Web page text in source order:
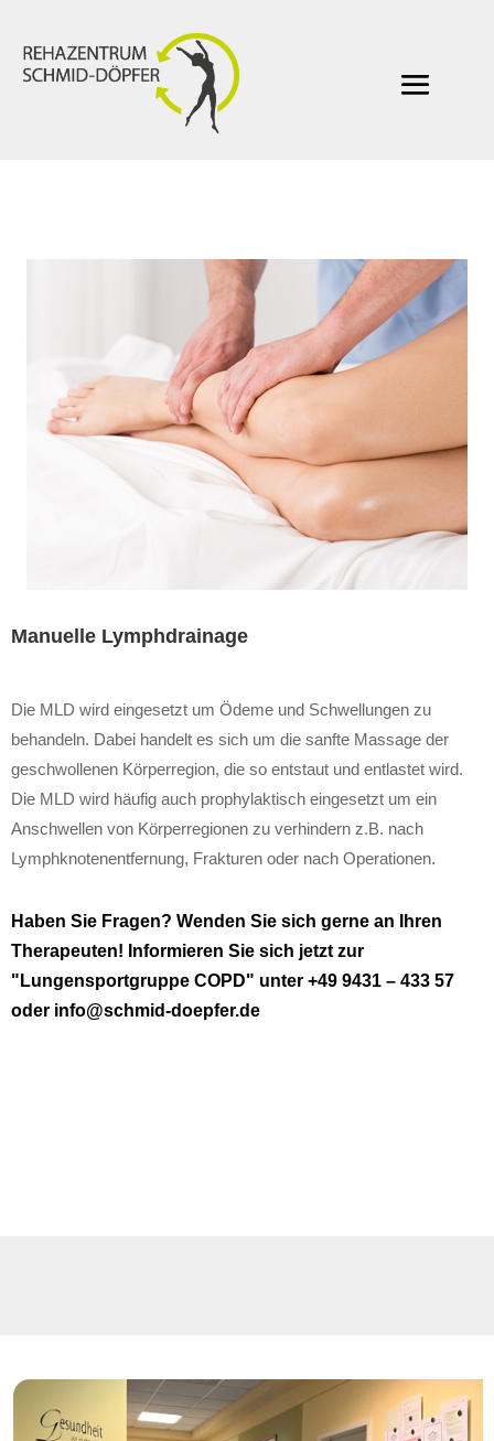
Manuelle Lymphdrainage
Die MLD wird eingesetzt um Ödeme und Schwellungen zu
behandeln. Dabei handelt es sich um die sanfte Massage der
geschwollenen Körperregion, die so entstaut und entlastet wird.
Die MLD wird häufig auch prophylaktisch eingesetzt um ein
Anschwellen von Körperregionen zu verhindern z.B. nach
Lymphknotenentfernung, Frakturen oder nach Operationen.
Haben Sie Fragen? Wenden Sie sich gerne an Ihren
Therapeuten! Informieren Sie sich jetzt zur
"Lungensportgruppe COPD" unter +49 9431 – 433 57
oder info@schmid-doepfer.de